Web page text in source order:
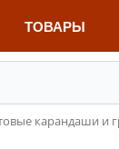
ТОВАРЫ
карандаши и